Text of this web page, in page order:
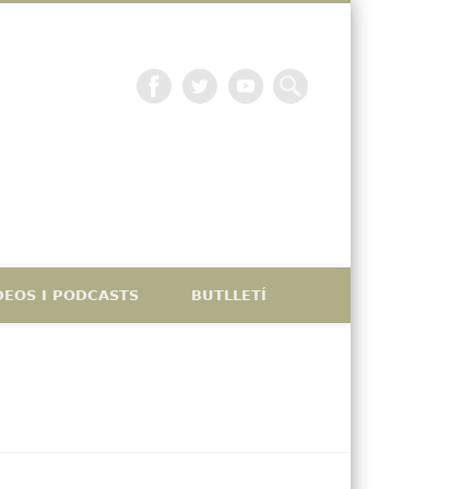
petjada catalana
I PODCASTS BUTLLETÍ